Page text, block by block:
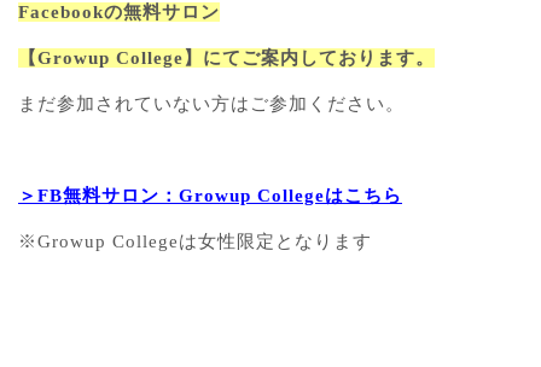
Facebookの無料サロン
【Growup College】にてご案内しております。
まだ参加されていない方はご参加ください。
＞FB無料サロン：Growup Collegeはこちら
※Growup Collegeは女性限定となります